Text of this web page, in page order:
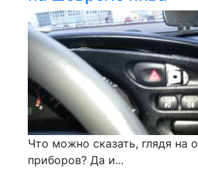
Что можно сказать, глядя на
приборов? Да и...